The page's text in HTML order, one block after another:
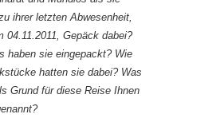
ihrer letzten Abwesenheit,
04.11.2011, Gepäck dabei?
haben sie eingepackt? Wie
hatten sie dabei? Was
Grund für diese Reise Ihnen